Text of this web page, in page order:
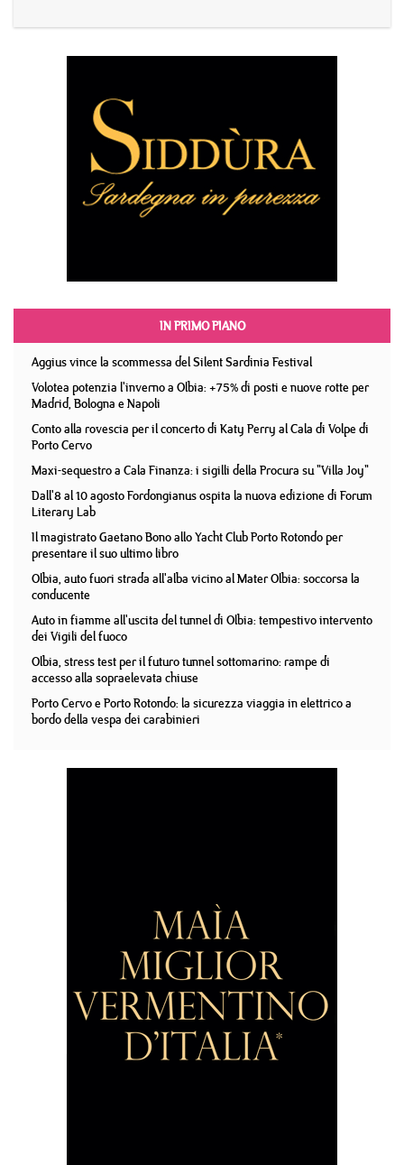
IN PRIMO PIANO
Aggius vince la scommessa del Silent Sardinia Festival
Volotea potenzia l'inverno a Olbia: +75% di posti e nuove rotte per
Madrid, Bologna e Napoli
Conto alla rovescia per il concerto di Katy Perry al Cala di Volpe di
Porto Cervo
Maxi-sequestro a Cala Finanza: i sigilli della Procura su "Villa Joy"
Dall'8 al 10 agosto Fordongianus ospita la nuova edizione di Forum
Literary Lab
Il magistrato Gaetano Bono allo Yacht Club Porto Rotondo per
presentare il suo ultimo libro
Olbia, auto fuori strada all'alba vicino al Mater Olbia: soccorsa la
conducente
Auto in fiamme all'uscita del tunnel di Olbia: tempestivo intervento
dei Vigili del fuoco
Olbia, stress test per il futuro tunnel sottomarino: rampe di
accesso alla sopraelevata chiuse
Porto Cervo e Porto Rotondo: la sicurezza viaggia in elettrico a
bordo della vespa dei carabinieri